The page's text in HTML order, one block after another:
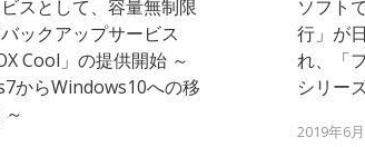
スとして、容量無制限
ックアップサービス
Cool」の提供開始 ～
からWindows10への移
ソフト
行」が
れ、「
シリー
2019年6